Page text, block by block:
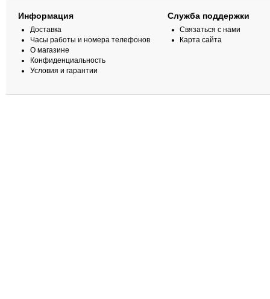
Информация
Доставка
Часы работы и номера телефонов
О магазине
Конфиденциальность
Условия и гарантии
Служба поддержки
Связаться с нами
Карта сайта